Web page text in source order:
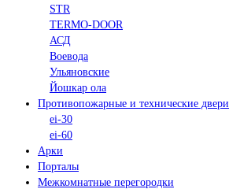
STR
TERMO-DOOR
АСД
Воевода
Ульяновские
Йошкар ола
Противопожарные и технические двери
ei-30
ei-60
Арки
Порталы
Межкомнатные перегородки